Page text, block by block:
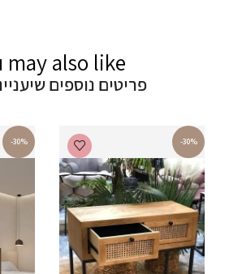
may also like
פריטים נוספים
-30%
-30%